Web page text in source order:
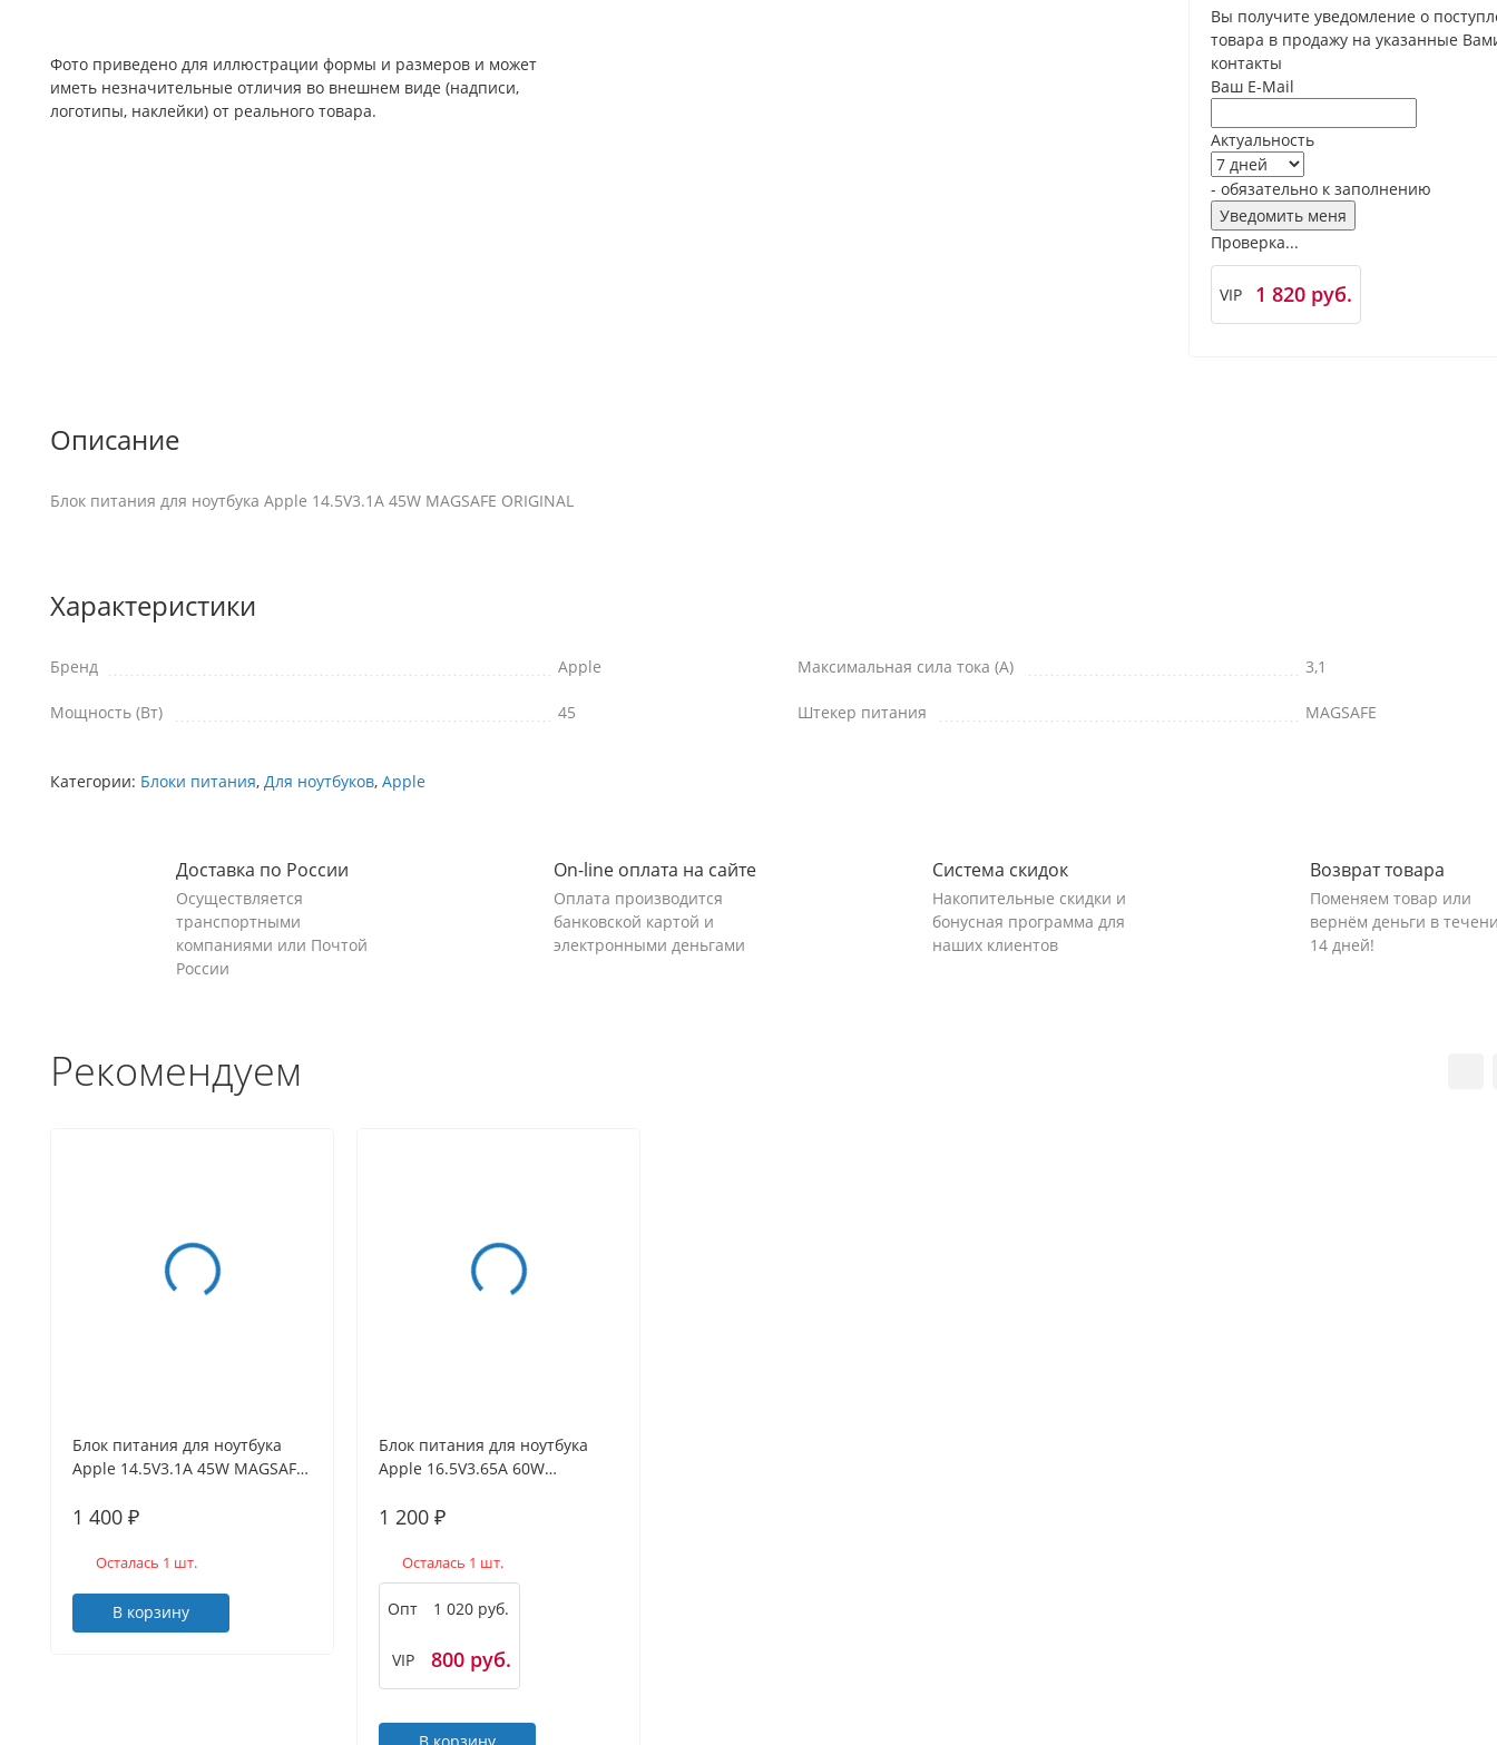
Фото приведено для иллюстрации формы и размеров и может
иметь незначительные отличия во внешнем виде (надписи,
логотипы, наклейки) от реального товара.
Вы получите уведомление о
товара в продажу на указанные
контакты
Ваш E-Mail
Актуальность
- обязательно к заполнению
Проверка...
VIP 1 820 руб.
Описание
Блок питания для ноутбука Apple 14.5V3.1A 45W MAGSAFE ORIGINAL
Характеристики
Бренд Apple
Мощность (Вт) 45
Максимальная сила тока (A) 3,1
Штекер питания MAGSAFE
Категории: Блоки питания, Для ноутбуков, Apple
Доставка по России
Осуществляется
транспортными
компаниями или Почтой
России
On-line оплата на сайте
Оплата производится
банковской картой и
электронными деньгами
Система скидок
Накопительные скидки и
бонусная программа для
наших клиентов
Возврат товара
Поменяем товар или
вернём деньги в
14 дней!
Рекомендуем
Блок питания для ноутбука
Apple 14.5V3.1A 45W MAGSAFE
1 400 ₽
Осталась 1 шт.
В корзину
Блок питания для ноутбука
Apple 16.5V3.65A 60W
1 200 ₽
Осталась 1 шт.
Опт 1 020 руб.
VIP 800 руб.